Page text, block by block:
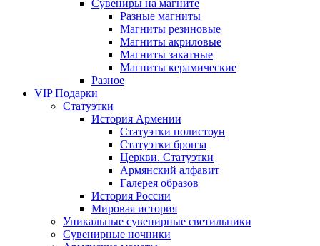
Сувениры на магните
Разные магниты
Магниты резиновые
Магниты акриловые
Магниты закатные
Магниты керамические
Разное
VIP Подарки
Статуэтки
История Армении
Статуэтки полистоун
Статуэтки бронза
Церкви. Статуэтки
Армянский алфавит
Галерея образов
История России
Мировая история
Уникальные сувенирные светильники
Сувенирные ночники